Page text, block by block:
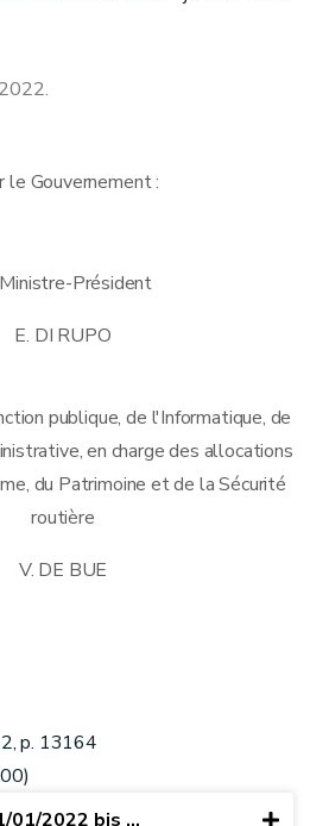
le Gouvernement :
Président
E. DI RUPO
publique, de l'Informatique, de
en charge des allocations
du Patrimoine et de la Sécurité
routière
V. DE BUE
p. 13164
01/2022 bis ...